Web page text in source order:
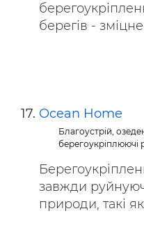
берегів -
Ocean Home
Благоустрій,
берегоукріплюючі
завжди
природи, такі